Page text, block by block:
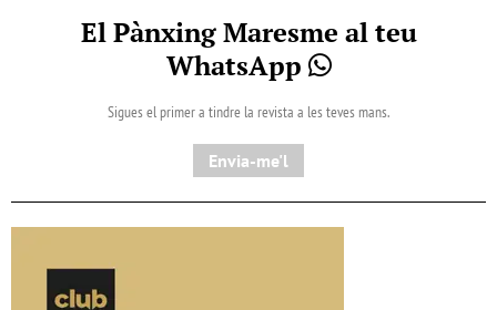
El Pànxing Maresme al teu
WhatsApp
Sigues el primer a tindre la revista a les teves mans.
Envia-me'l